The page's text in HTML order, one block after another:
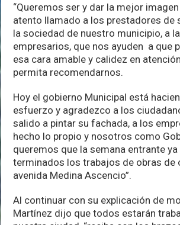
“Queremos ser y dar la mejor
atento llamado a los prestadores de
la sociedad de nuestro municipio, a
empresarios, que nos ayuden a que
esa cara amable y calidez en
permita recomendarnos.
Hoy el gobierno Municipal está
esfuerzo y agradezco a los
salido a pintar su fachada, a los
hecho lo propio y nosotros como
queremos que la semana entrante ya
terminados los trabajos de obras de
avenida Medina Ascencio”.
Al continuar con su explicación de
Martínez dijo que todos estarán